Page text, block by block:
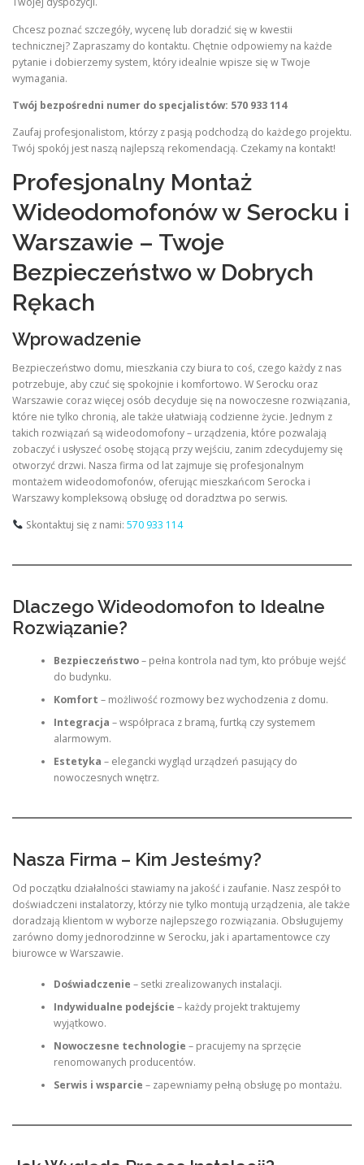
Chcesz poznać szczegóły, wycenę lub doradzić się w kwestii
technicznej? Zapraszamy do kontaktu. Chętnie odpowiemy na każde
pytanie i dobierzemy system, który idealnie wpisze się w Twoje
wymagania.
Twój bezpośredni numer do specjalistów: 570 933 114
Zaufaj profesjonalistom, którzy z pasją podchodzą do każdego projektu.
Twój spokój jest naszą najlepszą rekomendacją. Czekamy na kontakt!
Profesjonalny Montaż
Wideodomofonów w Serocku i
Warszawie – Twoje
Bezpieczeństwo w Dobrych
Rękach
Wprowadzenie
Bezpieczeństwo domu, mieszkania czy biura to coś, czego każdy z nas
potrzebuje, aby czuć się spokojnie i komfortowo. W Serocku oraz
Warszawie coraz więcej osób decyduje się na nowoczesne rozwiązania,
które nie tylko chronią, ale także ułatwiają codzienne życie. Jednym z
takich rozwiązań są wideodomofony – urządzenia, które pozwalają
zobaczyć i usłyszeć osobę stojącą przy wejściu, zanim zdecydujemy się
otworzyć drzwi. Nasza firma od lat zajmuje się profesjonalnym
montażem wideodomofonów, oferując mieszkańcom Serocka i
Warszawy kompleksową obsługę od doradztwa po serwis.
Skontaktuj się z nami: 570 933 114
Dlaczego Wideodomofon to Idealne
Rozwiązanie?
Bezpieczeństwo– pełna kontrola nad tym, kto próbuje wejść
do budynku.
Komfort – możliwość rozmowy bez wychodzenia z domu.
Integracja – współpraca z bramą, furtką czy systemem
alarmowym.
Estetyka – elegancki wygląd urządzeń pasujący do
nowoczesnych wnętrz.
Nasza Firma – Kim Jesteśmy?
Od początku działalności stawiamy na jakość i zaufanie. Nasz zespół to
doświadczeni instalatorzy, którzy nie tylko montują urządzenia, ale także
doradzają klientom w wyborze najlepszego rozwiązania. Obsługujemy
zarówno domy jednorodzinne w Serocku, jak i apartamentowce czy
biurowce w Warszawie.
Doświadczenie – setki zrealizowanych instalacji.
Indywidualne podejście – każdy projekt traktujemy
wyjątkowo.
Nowoczesne technologie – pracujemy na sprzęcie
renomowanych producentów.
Serwis i wsparcie – zapewniamy pełną obsługę po montażu.